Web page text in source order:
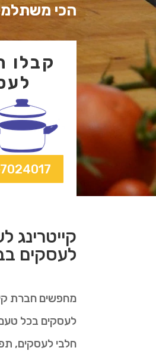
הכי
קבלו
קייטרינג
לעסקים
מחפשים חברת
לעסקים בכל
חלבי לעסקים,